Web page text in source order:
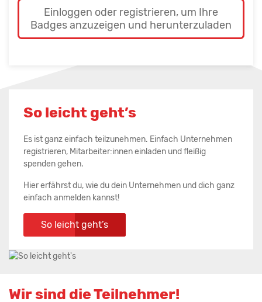
Einloggen oder registrieren, um Ihre
Badges anzuzeigen und herunterzuladen
So leicht geht’s
Es ist ganz einfach teilzunehmen. Einfach Unternehmen
registrieren, Mitarbeiter:innen einladen und fleißig
spenden gehen.
Hier erfährst du, wie du dein Unternehmen und dich ganz
einfach anmelden kannst!
So leicht geht’s
Wir sind die Teilnehmer!